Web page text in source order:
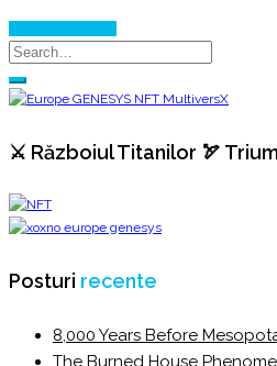
⚔️ Războiul Titanilor 🏹
Posturi recente
8,000 Years Before
The Burned House